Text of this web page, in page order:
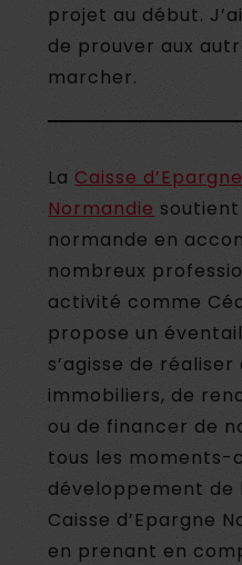
projet au début.
de prouver aux
marcher.
La Caisse d’Epargne
Normandie soutient
normande en
nombreux
activité comme
propose un
s’agisse de
immobiliers, de
ou de financer de
tous les moments-
développement de
Caisse d’Epargne
en prenant en